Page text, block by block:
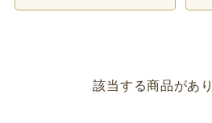
該当する商品があ